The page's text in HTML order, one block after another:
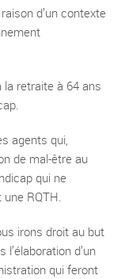
d’un contexte
la retraite à 64 ans
agents qui,
de mal-être au
qui ne
RQTH.
irons droit au but
d’un
qui feront